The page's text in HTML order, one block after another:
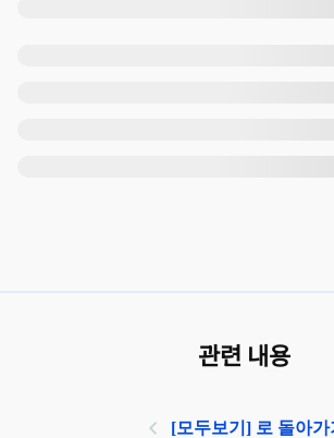
관련 내용
[모두보기] 로 돌아가